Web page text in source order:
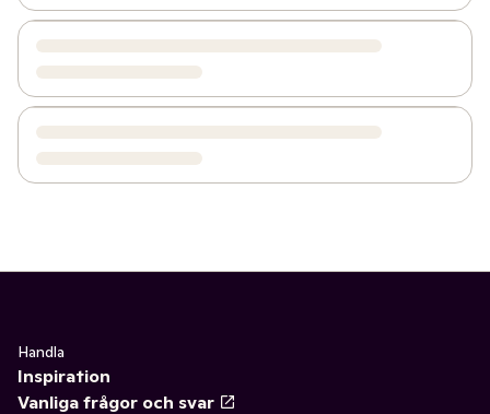
Handla
Inspiration
Vanliga frågor och svar